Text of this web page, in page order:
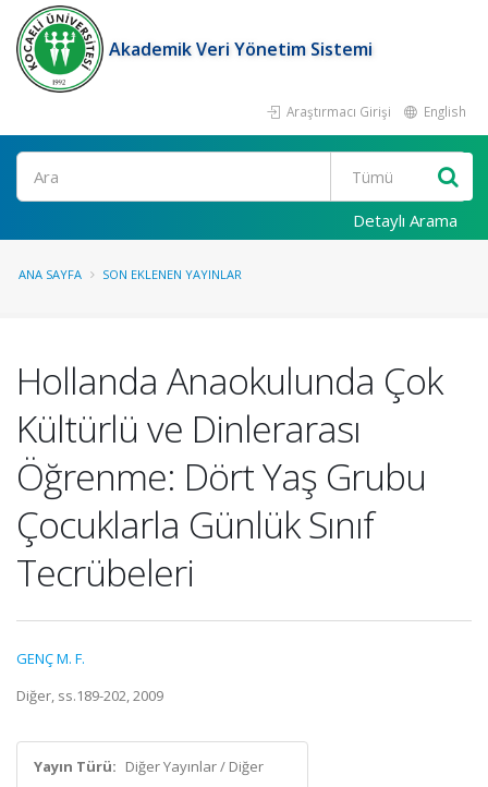
Akademik Veri Yönetim Sistemi
Araştırmacı Girişi English
Ara
Detaylı Arama
ANA SAYFA SON EKLENEN YAYINLAR
Hollanda Anaokulunda Çok
Kültürlü ve Dinlerarası
Öğrenme: Dört Yaş Grubu
Çocuklarla Günlük Sınıf
Tecrübeleri
GENÇ M. F.
Diğer, ss.189-202, 2009
Yayın Türü: Diğer Yayınlar / Diğer